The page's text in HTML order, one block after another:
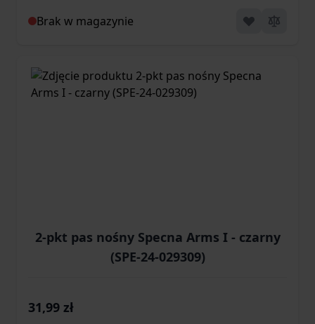
Brak w magazynie
2-pkt pas nośny Specna Arms I - czarny
(SPE-24-029309)
31,99 zł